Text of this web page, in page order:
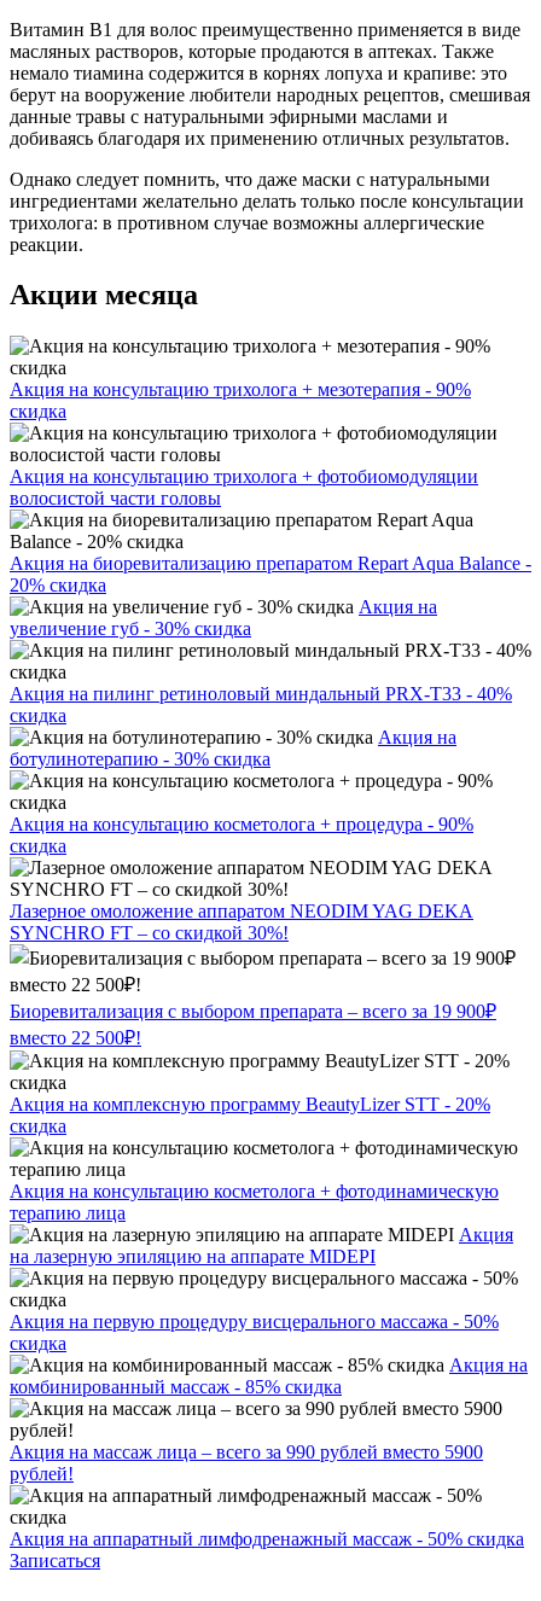
Витамин В1 для волос преимущественно применяется в виде
масляных растворов, которые продаются в аптеках. Также
немало тиамина содержится в корнях лопуха и крапиве: это
берут на вооружение любители народных рецептов, смешивая
данные травы с натуральными эфирными маслами и
добиваясь благодаря их применению отличных результатов.
Однако следует помнить, что даже маски с натуральными
ингредиентами желательно делать только после консультации
трихолога: в противном случае возможны аллергические
реакции.
Акции месяца
Акция на консультацию трихолога + мезотерапия - 90%
скидка
Акция на консультацию трихолога + фотобиомодуляции
волосистой части головы
Акция на биоревитализацию препаратом Repart Aqua Balance -
20% скидка
Акция на
увеличение губ - 30% скидка
Акция на пилинг ретиноловый миндальный PRX-T33 - 40%
скидка
Акция на
ботулинотерапию - 30% скидка
Акция на консультацию косметолога + процедура - 90%
скидка
Лазерное омоложение аппаратом NEODIM YAG DEKA
SYNCHRO FT – со скидкой 30%!
Биоревитализация с выбором препарата – всего за 19 900₽
вместо 22 500₽!
Акция на комплексную программу BeautyLizer STT - 20%
скидка
Акция на консультацию косметолога + фотодинамическую
терапию лица
Акция
на лазерную эпиляцию на аппарате MIDEPI
Акция на первую процедуру висцерального массажа - 50%
скидка
Акция на
комбинированный массаж - 85% скидка
Акция на массаж лица – всего за 990 рублей вместо 5900
рублей!
Акция на аппаратный лимфодренажный массаж - 50% скидка
Записаться